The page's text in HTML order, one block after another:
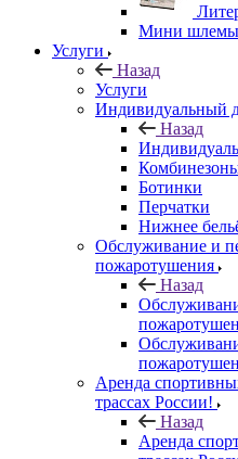
Мини шлемы
Услуги
Назад
Услуги
Индивидуальный
Назад
Ботинки
Перчатки
Нижнее
Обслуживание и
пожаротушения
Назад
Аренда
трассах России!
Назад
Аренда